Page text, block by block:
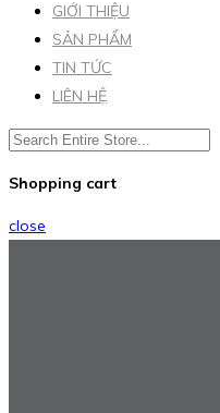
GIỚI THIỆU
SẢN PHẨM
TIN TỨC
LIÊN HỆ
Shopping cart
close